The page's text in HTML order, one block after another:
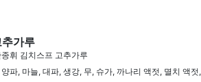
가루
휘 김치스프 고추가루
파, 마늘, 대파, 생강, 무, 슈가, 까나리 액젓, 멸치 액젓,